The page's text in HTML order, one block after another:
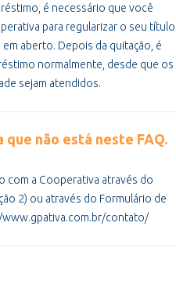
é necessário que você
para regularizar o seu título
aberto. Depois da quitação, é
normalmente, desde que os
sejam atendidos.
que não está neste FAQ.
com a Cooperativa através do
2) ou através do Formulário de
contato/